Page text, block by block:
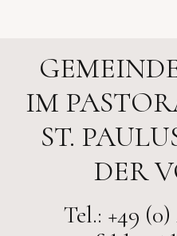
IM
ST.
DER
Tel.: +49